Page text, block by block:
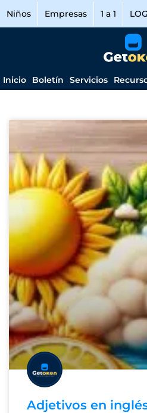
Niños Empresas 1 a 1
Inicio Boletín Servicios
Adjetivos en